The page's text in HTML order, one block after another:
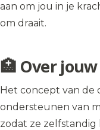
aan om jou in je
om draait.
🏥 Over
Het concept van de
ondersteunen van
zodat ze